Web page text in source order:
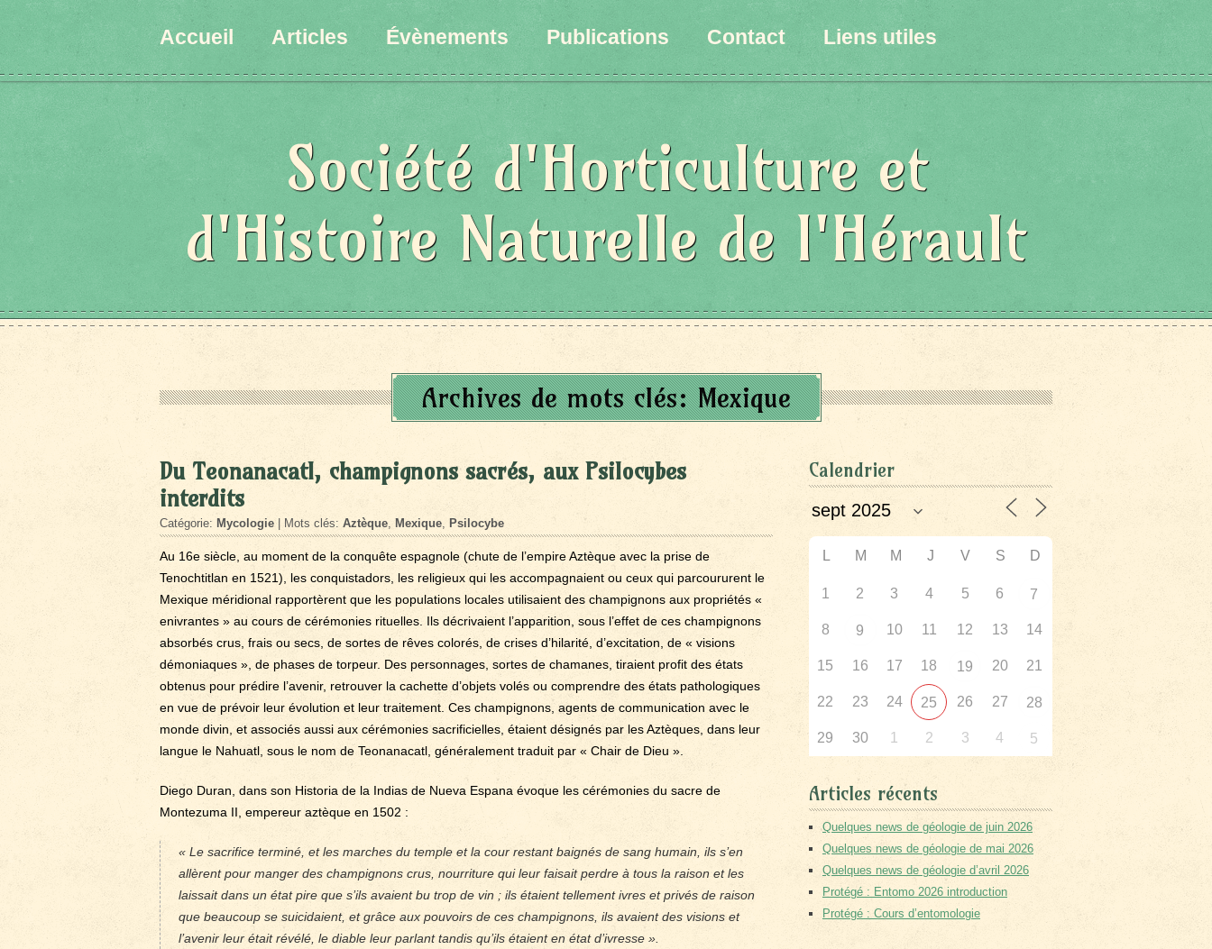
Accueil Articles Évènements Publications Contact Liens utiles
Société d'Horticulture et
d'Histoire Naturelle de l'Hérault
Archives de mots clés:Mexique
Du Teonanacatl, champignons sacrés, aux Psilocybes
interdits
Catégorie: Mycologie | Mots clés: Aztèque, Mexique, Psilocybe
Au 16e siècle, au moment de la conquête espagnole (chute de l’empire Aztèque avec la prise de
Tenochtitlan en 1521), les conquistadors, les religieux qui les accompagnaient ou ceux qui parcoururent le
Mexique méridional rapportèrent que les populations locales utilisaient des champignons aux propriétés «
enivrantes » au cours de cérémonies rituelles. Ils décrivaient l’apparition, sous l’effet de ces champignons
absorbés crus, frais ou secs, de sortes de rêves colorés, de crises d’hilarité, d’excitation, de « visions
démoniaques », de phases de torpeur. Des personnages, sortes de chamanes, tiraient profit des états
obtenus pour prédire l’avenir, retrouver la cachette d’objets volés ou comprendre des états pathologiques
en vue de prévoir leur évolution et leur traitement. Ces champignons, agents de communication avec le
monde divin, et associés aussi aux cérémonies sacrificielles, étaient désignés par les Aztèques, dans leur
langue le Nahuatl, sous le nom de Teonanacatl, généralement traduit par « Chair de Dieu ».
Diego Duran, dans son Historia de la Indias de Nueva Espana évoque les cérémonies du sacre de
Montezuma II, empereur aztèque en 1502 :
« Le sacrifice terminé, et les marches du temple et la cour restant baignés de sang humain, ils s’en
allèrent pour manger des champignons crus, nourriture qui leur faisait perdre à tous la raison et les
laissait dans un état pire que s’ils avaient bu trop de vin ; ils étaient tellement ivres et privés de raison
que beaucoup se suicidaient, et grâce aux pouvoirs de ces champignons, ils avaient des visions et
l’avenir leur était révélé, le diable leur parlant tandis qu’ils étaient en état d’ivresse ».
Calendrier
L M M J V S D
1 2 3 4 5 6 7
8 9 10 11 12 13 14
15 16 17 18 19 20 21
22 23 24 25 26 27 28
29 30 1 2 3 4 5
Articles récents
Quelques news de géologie de juin 2026
Quelques news de géologie de mai 2026
Quelques news de géologie d’avril 2026
Protégé : Entomo 2026 introduction
Protégé : Cours d’entomologie